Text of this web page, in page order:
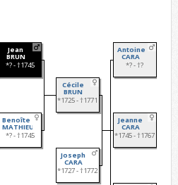
Jean
BRUN
*? - †1745
Benoîte
MATHIEU
*? - †1745
Cécile
BRUN
*1725 - †1771
Joseph
CARA
*1727 - †1772
Antoine
CARA
*? - †?
Jeanne
CARA
*1745 - †1767